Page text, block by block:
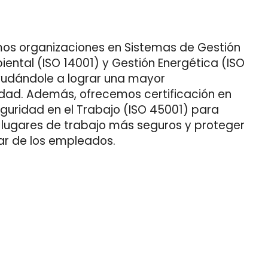
organizaciones en Sistemas de Gestión
(ISO 14001) y Gestión Energética (ISO
a lograr una mayor
Además, ofrecemos certificación en
en el Trabajo (ISO 45001) para
de trabajo más seguros y proteger
de los empleados.